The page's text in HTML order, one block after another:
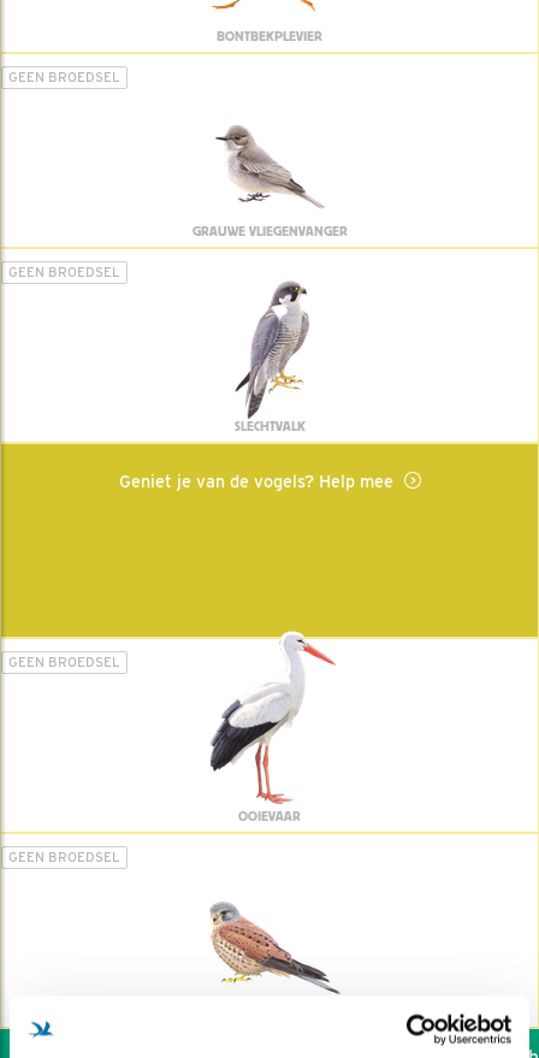
BONTBEKPLEVIER
GEEN BROEDSEL
GRAUWE VLIEGENVANGER
GEEN BROEDSEL
SLECHTVALK
Geniet je van de vogels? Help mee
GEEN BROEDSEL
OOIEVAAR
GEEN BROEDSEL